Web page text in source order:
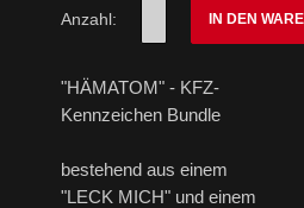
Anzahl: IN DEN
"HÄMATOM" - KFZ-
Kennzeichen Bundle
bestehend aus einem
"LECK MICH" und einem